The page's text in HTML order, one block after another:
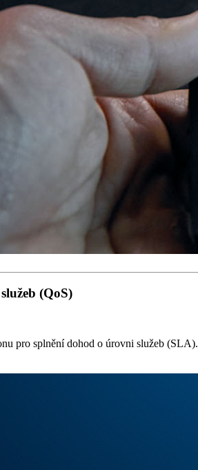
(QoS)
pro splnění dohod o úrovni služeb (SLA).